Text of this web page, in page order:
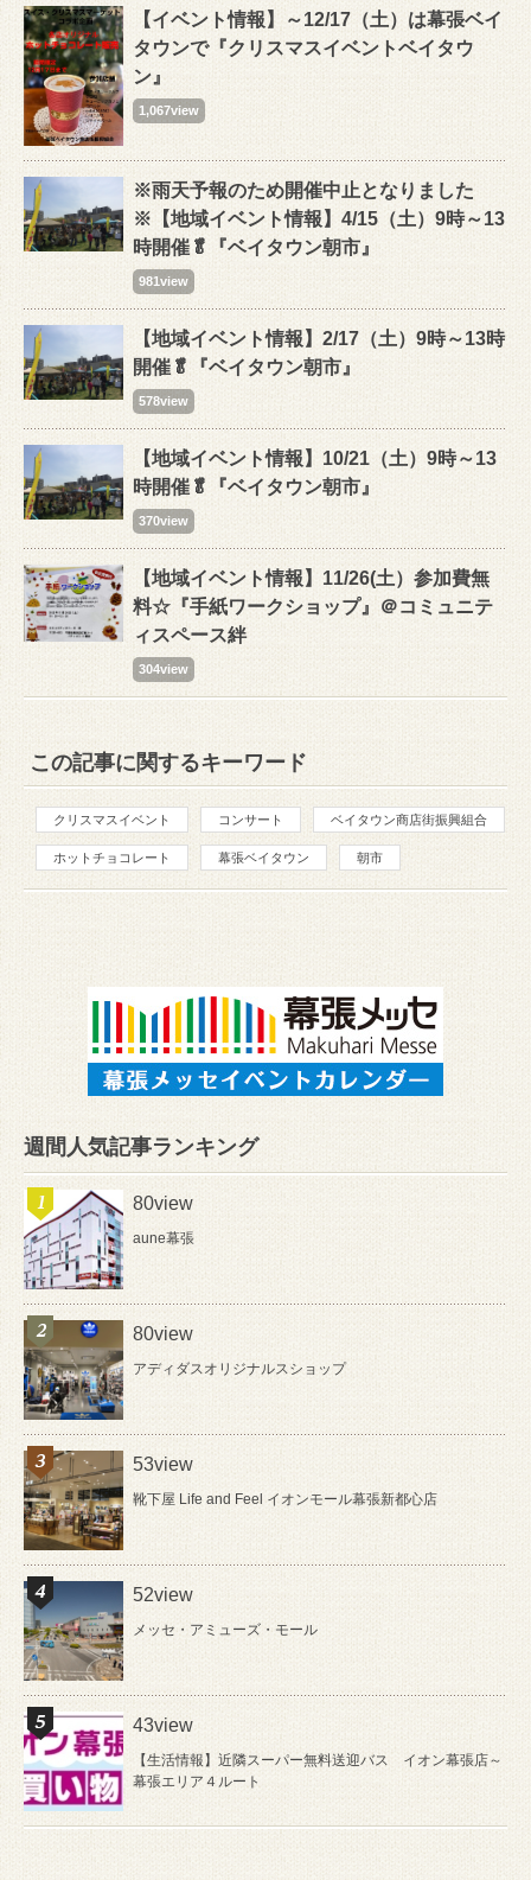
【イベント情報】～12/17（土）は幕張ベイ
タウンで『クリスマスイベントベイタウ
ン』
1,067view
※雨天予報のため開催中止となりました
※【地域イベント情報】4/15（土）9時～13
時開催🥬『ベイタウン朝市』
981view
【地域イベント情報】2/17（土）9時～13時
開催🥬『ベイタウン朝市』
578view
【地域イベント情報】10/21（土）9時～13
時開催🥬『ベイタウン朝市』
370view
【地域イベント情報】11/26(土）参加費無
料☆『手紙ワークショップ』＠コミュニテ
ィスペース絆
304view
この記事に関するキーワード
クリスマスイベント コンサート ベイタウン商店街振興組合
ホットチョコレート 幕張ベイタウン 朝市
週間人気記事ランキング
80view
aune幕張
80view
アディダスオリジナルスショップ
53view
靴下屋 Life and Feel イオンモール幕張新都心店
52view
メッセ・アミューズ・モール
43view
【生活情報】近隣スーパー無料送迎バス イオン幕張店～
幕張エリア４ルート